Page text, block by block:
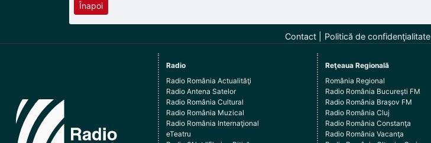
Înapoi
Contact Politică de confidenţialitate
Radio
Radio România Actualităţi
Radio Antena Satelor
Radio România Cultural
Radio România Muzical
Radio România Internaţional
eTeatru
Reţeaua Regională
România Regional
Radio România Bucureşti FM
Radio România Braşov FM
Radio România Cluj
Radio România Constanţa
Radio România Vacanţa